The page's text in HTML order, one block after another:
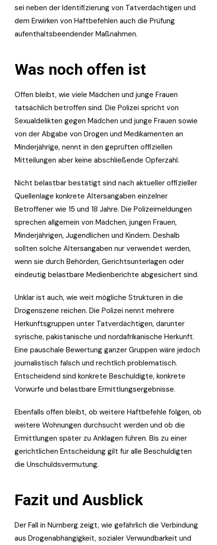
sei neben der Identifizierung von Tatverdächtigen und
dem Erwirken von Haftbefehlen auch die Prüfung
aufenthaltsbeendender Maßnahmen.
Was noch offen ist
Offen bleibt, wie viele Mädchen und junge Frauen
tatsächlich betroffen sind. Die Polizei spricht von
Sexualdelikten gegen Mädchen und junge Frauen sowie
von der Abgabe von Drogen und Medikamenten an
Minderjährige, nennt in den geprüften offiziellen
Mitteilungen aber keine abschließende Opferzahl.
Nicht belastbar bestätigt sind nach aktueller offizieller
Quellenlage konkrete Altersangaben einzelner
Betroffener wie 15 und 18 Jahre. Die Polizeimeldungen
sprechen allgemein von Mädchen, jungen Frauen,
Minderjährigen, Jugendlichen und Kindern. Deshalb
sollten solche Altersangaben nur verwendet werden,
wenn sie durch Behörden, Gerichtsunterlagen oder
eindeutig belastbare Medienberichte abgesichert sind.
Unklar ist auch, wie weit mögliche Strukturen in die
Drogenszene reichen. Die Polizei nennt mehrere
Herkunftsgruppen unter Tatverdächtigen, darunter
syrische, pakistanische und nordafrikanische Herkunft.
Eine pauschale Bewertung ganzer Gruppen wäre jedoch
journalistisch falsch und rechtlich problematisch.
Entscheidend sind konkrete Beschuldigte, konkrete
Vorwürfe und belastbare Ermittlungsergebnisse.
Ebenfalls offen bleibt, ob weitere Haftbefehle folgen, ob
weitere Wohnungen durchsucht werden und ob die
Ermittlungen später zu Anklagen führen. Bis zu einer
gerichtlichen Entscheidung gilt für alle Beschuldigten
die Unschuldsvermutung.
Fazit und Ausblick
Der Fall in Nürnberg zeigt, wie gefährlich die Verbindung
aus Drogenabhängigkeit, sozialer Verwundbarkeit und